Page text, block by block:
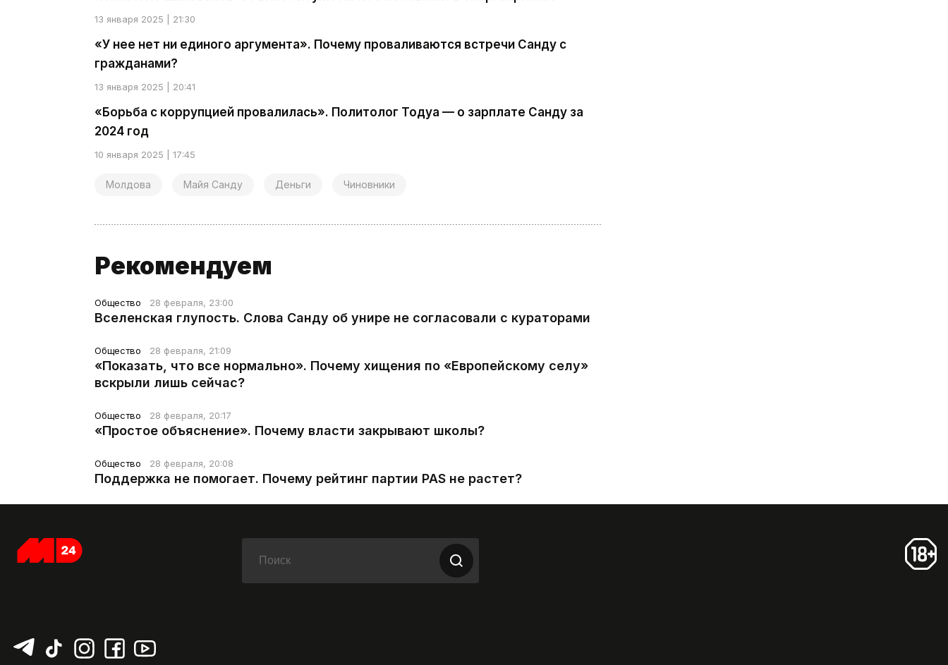
13 января 2025 | 21:30
«У нее нет ни единого аргумента». Почему проваливаются встречи Санду с
гражданами?
13 января 2025 | 20:41
«Борьба с коррупцией провалилась». Политолог Тодуа — о зарплате Санду за
2024 год
10 января 2025 | 17:45
Молдова Майя Санду Деньги Чиновники
Рекомендуем
Общество 28 февраля, 23:00
Вселенская глупость. Слова Санду об унире не согласовали с кураторами
Общество 28 февраля, 21:09
«Показать, что все нормально». Почему хищения по «Европейскому селу»
вскрыли лишь сейчас?
Общество 28 февраля, 20:17
«Простое объяснение». Почему власти закрывают школы?
Общество 28 февраля, 20:08
Поддержка не помогает. Почему рейтинг партии PAS не растет?